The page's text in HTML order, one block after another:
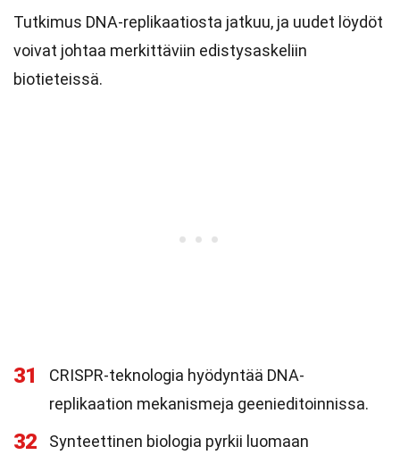
Tutkimus DNA-replikaatiosta jatkuu, ja uudet löydöt
voivat johtaa merkittäviin edistysaskeliin
biotieteissä.
31
CRISPR-teknologia hyödyntää DNA-
replikaation mekanismeja geenieditoinnissa.
32
Synteettinen biologia pyrkii luomaan